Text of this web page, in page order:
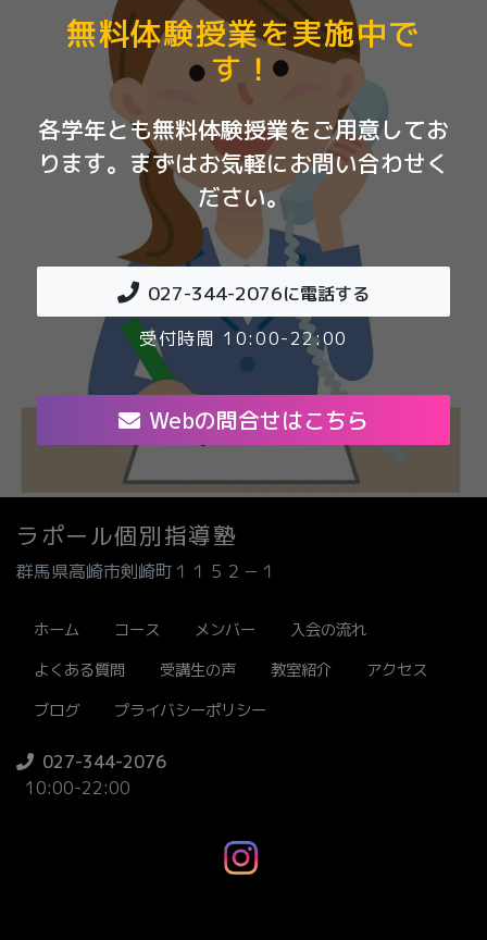
無料体験授業を実施中で
す！
各学年とも無料体験授業をご用意してお
ります。まずはお気軽にお問い合わせく
ださい。
027-344-2076に電話する
受付時間 10:00-22:00
Webの問合せはこちら
ラポール個別指導塾
群馬県高崎市剣崎町１１５２－１
ホーム コース メンバー
入会の流れ
よくある質問
受講生の声 教室紹介
アクセス
ブログ
プライバシーポリシー
027-344-2076
10:00-22:00